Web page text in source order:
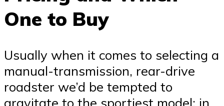
One to Buy
Usually when it comes to selecting a
manual-transmission, rear-drive
roadster we’d be tempted to
gravitate to the sportiest model; in